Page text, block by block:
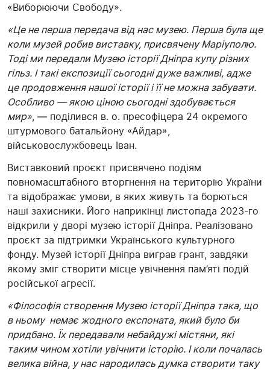
«Виборюючи Свободу».
«Це не перша передача від нас музею. Перша була ще
коли музей робив виставку, присвячену Маріуполю.
Тоді ми передали Музею історії Дніпра купу різних
гільз. І такі експозиції сьогодні дуже важливі, адже
це продовження нашої історії і її не можна забувати.
Особливо — якою ціною сьогодні здобувається
мир», — поділився в. о. пресофіцера 24 окремого
штурмового батальйону «Айдар»,
військовослужбовець Іван.
Виставковий проєкт присвячено подіям
повномасштабного вторгнення на територію України
та відображає умови, в яких живуть та борються
наші захисники. Його наприкінці листопада 2023-го
відкрили у дворі музею історії Дніпра. Реалізовано
проєкт за підтримки Українського культурного
фонду. Музей історії Дніпра виграв грант, завдяки
якому зміг створити місце увічнення пам’яті подій
російської агресії.
«Філософія створення Музею історії Дніпра така, що
в ньому немає жодного експоната, який було би
придбано. Їх передавали небайдужі містяни, які
таким чином хотіли увічнити історію. І коли почалась
велика війна, у нас народилась думка створити таку